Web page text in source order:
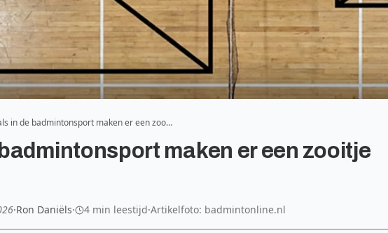
in de badmintonsport maken er een zoo…
maken er een zooitje
·Ron Daniëls· 4 min leestijd·Artikelfoto: badmintonline.nl